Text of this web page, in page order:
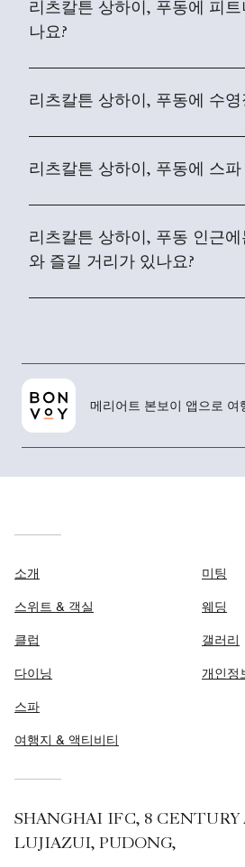
리츠칼튼 상하이, 푸동에 피
나요?
리츠칼튼 상하이, 푸동에 수영
리츠칼튼 상하이, 푸동에 스파
리츠칼튼 상하이, 푸동 인근에
와 즐길 거리가 있나요?
메리어트 본보이 앱으로 여
소개
스위트 & 객실
클럽
다이닝
스파
여행지 & 액티비티
미팅
웨딩
갤러리
개인정
SHANGHAI IFC, 8 CENTURY
LUJIAZUI, PUDONG,